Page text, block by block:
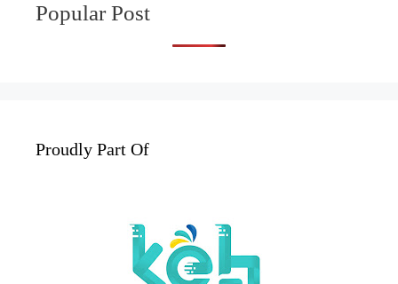
Popular Post
Proudly Part Of